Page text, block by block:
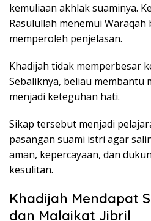
kemuliaan akhlak suaminya.
Rasulullah menemui
memperoleh penjelasan.
Khadijah tidak memperbesar
Sebaliknya, beliau membantu
menjadi keteguhan hati.
Sikap tersebut menjadi
pasangan suami istri agar
aman, kepercayaan, dan
kesulitan.
Khadijah Mendapat
dan Malaikat Jibril